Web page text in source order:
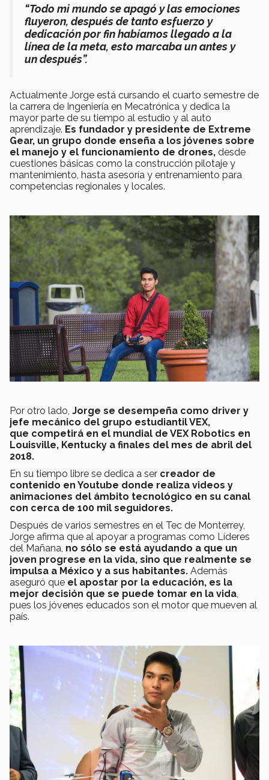
“Todo mi mundo se apagó y las emociones
fluyeron, después de tanto esfuerzo y
dedicación por fin habíamos llegado a la
línea de la meta, esto marcaba un antes y
un después”.
Actualmente Jorge está cursando el cuarto semestre de
la carrera de Ingeniería en Mecatrónica y dedica la
mayor parte de su tiempo al estudio y al auto
aprendizaje. Es fundador y presidente de Extreme
Gear, un grupo donde enseña a los jóvenes sobre
el manejo y el funcionamiento de drones, desde
cuestiones básicas como la construcción pilotaje y
mantenimiento, hasta asesoría y entrenamiento para
competencias regionales y locales.
Por otro lado, Jorge se desempeña como driver y
jefe mecánico del grupo estudiantil VEX,
que competirá en el mundial de VEX Robotics en
Louisville, Kentucky a finales del mes de abril del
2018.
En su tiempo libre se dedica a ser creador de
contenido en Youtube donde realiza videos y
animaciones del ámbito tecnológico en su canal
con cerca de 100 mil seguidores.
Después de varios semestres en el Tec de Monterrey,
Jorge afirma que al apoyar a programas como Líderes
del Mañana, no sólo se está ayudando a que un
joven progrese en la vida, sino que realmente se
impulsa a México y a sus habitantes. Además
aseguró que el apostar por la educación, es la
mejor decisión que se puede tomar en la vida,
pues los jóvenes educados son el motor que mueven al
país.